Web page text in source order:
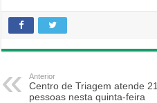
Anterior
Centro de Triagem atende 21
pessoas nesta quinta-feira